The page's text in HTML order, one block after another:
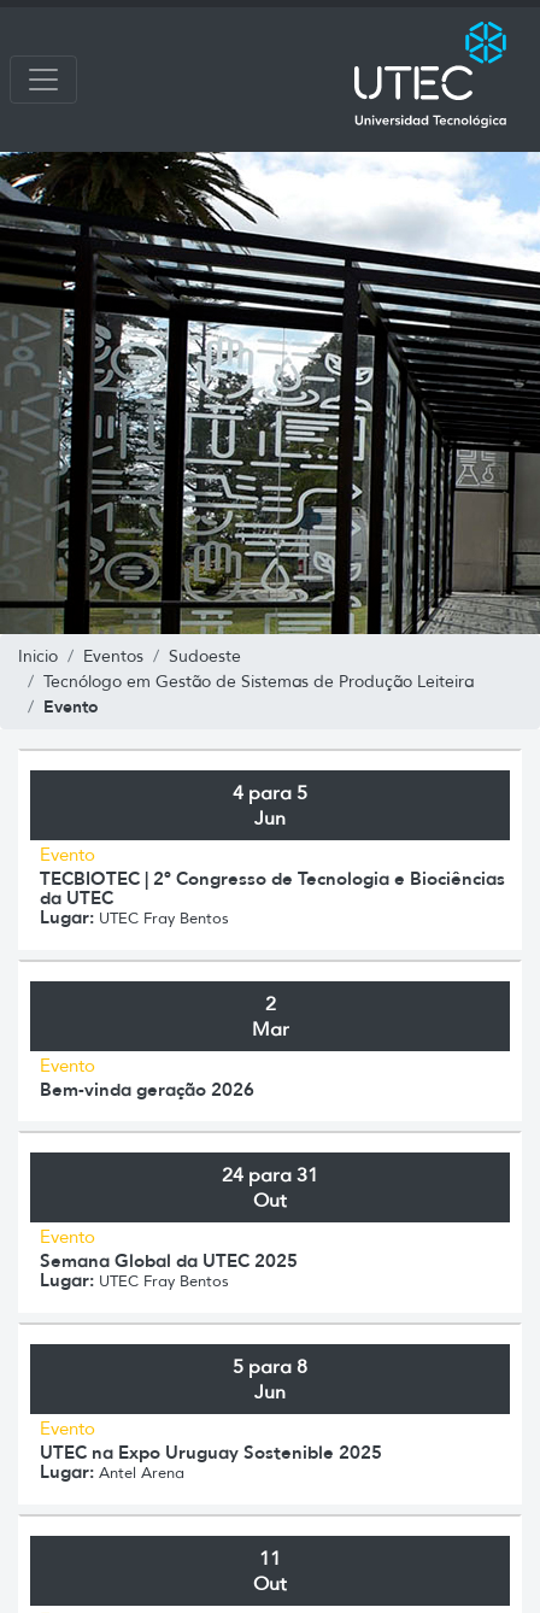
Inicio Eventos
Sudoeste
Tecnólogo em Gestão de Sistemas de Produção Leiteira
Evento
4 para 5
Jun
Evento
TECBIOTEC | 2º Congresso de Tecnologia e Biociências
da UTEC
Lugar: UTEC Fray Bentos
2
Mar
Evento
Bem-vinda geração 2026
24 para 31
Out
Evento
Semana Global da UTEC 2025
Lugar: UTEC Fray Bentos
5 para 8
Jun
Evento
UTEC na Expo Uruguay Sostenible 2025
Lugar: Antel Arena
11
Out